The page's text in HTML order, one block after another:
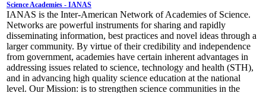
Science Academies - IANAS
IANAS is the Inter-American Network of Academies of Science.
Networks are powerful instruments for sharing and rapidly
disseminating information, best practices and novel ideas through a
larger community. By virtue of their credibility and independence
from government, academies have certain inherent advantages in
addressing issues related to science, technology and health (STH),
and in advancing high quality science education at the national
level. Our Mission: is to strengthen science communities in the